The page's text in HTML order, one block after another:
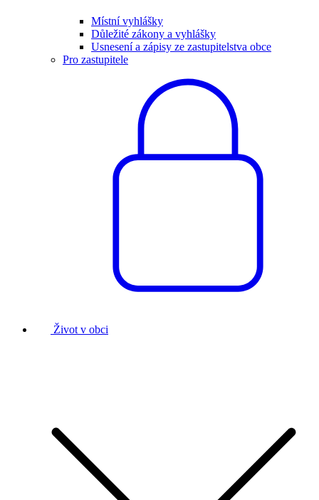
Místní vyhlášky
Důležité zákony a vyhlášky
Usnesení a zápisy ze zastupitelstva obce
Pro zastupitele
Život v obci